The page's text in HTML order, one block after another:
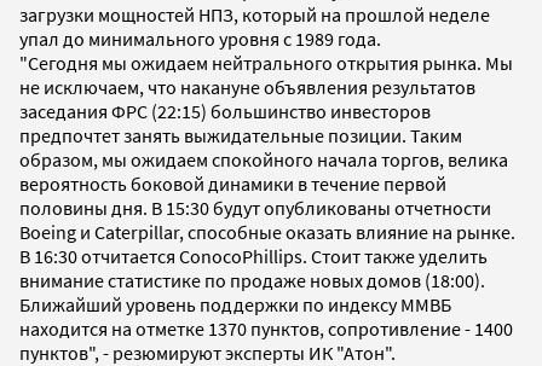
загрузки мощностей НПЗ, который на прошлой неделе
упал до минимального уровня с 1989 года.
"Сегодня мы ожидаем нейтрального открытия рынка. Мы
не исключаем, что накануне объявления результатов
заседания ФРС (22:15) большинство инвесторов
предпочтет занять выжидательные позиции. Таким
образом, мы ожидаем спокойного начала торгов, велика
вероятность боковой динамики в течение первой
половины дня. В 15:30 будут опубликованы отчетности
Boeing и Caterpillar, способные оказать влияние на рынке.
В 16:30 отчитается ConocoPhillips. Стоит также уделить
внимание статистике по продаже новых домов (18:00).
Ближайший уровень поддержки по индексу ММВБ
находится на отметке 1370 пунктов, сопротивление - 1400
пунктов", - резюмируют эксперты ИК "Атон".